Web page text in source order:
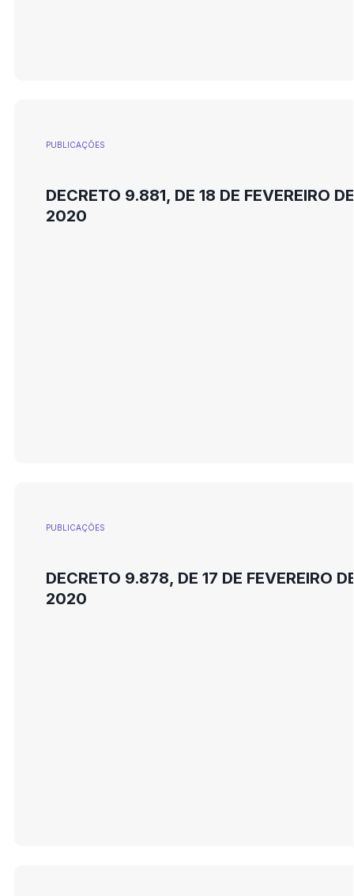
PUBLICAÇÕES
DECRETO 9.881, DE 18 DE FEVEREIRO DE
2020
PUBLICAÇÕES
DECRETO 9.878, DE 17 DE FEVEREIRO
2020